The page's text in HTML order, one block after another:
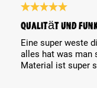
Qualität und
Eine super weste
alles hat was man
Material ist super